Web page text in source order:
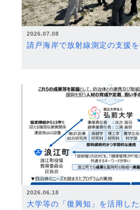
2026.07.08
請戸海岸で放射線測定の支援を
2026.06.18
大学等の「復興知」を活用し